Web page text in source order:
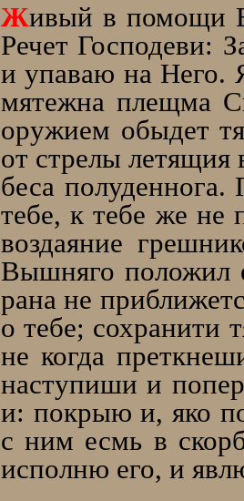
Живый в помощи
Речет Господеви:
и упаваю на Него.
мятежна плещма
оружием обыдет
от стрелы
беса
тебе, к тебе же не
воздаяние
Вышняго положил
рана не
о тебе; сохранити
не когда
наступиши и
и: покрыю и, яко
с ним есмь в
исполню его, и